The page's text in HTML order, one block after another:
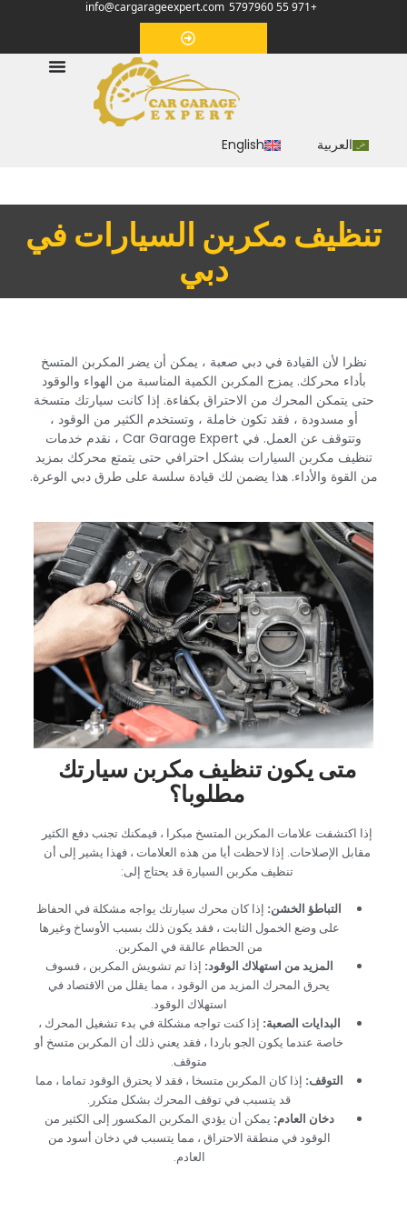
+971 55 5797960
info@cargarageexpert.com
‏موعد‏
العربية English
‏تنظيف مكربن السيارات في
دبي‏
‏نظرا لأن القيادة في دبي صعبة ، يمكن أن يضر المكربن المتسخ
بأداء محركك. يمزج المكربن الكمية المناسبة من الهواء والوقود
حتى يتمكن المحرك من الاحتراق بكفاءة. إذا كانت سيارتك متسخة
أو مسدودة ، فقد تكون خاملة ، وتستخدم الكثير من الوقود ،
وتتوقف عن العمل. في Car Garage Expert ، نقدم خدمات
تنظيف مكربن السيارات بشكل احترافي حتى يتمتع محركك بمزيد
من القوة والأداء. هذا يضمن لك قيادة سلسة على طرق دبي الوعرة.‏
‏متى يكون تنظيف مكربن سيارتك
مطلوبا؟‏
‏إذا اكتشفت علامات المكربن المتسخ مبكرا ، فيمكنك تجنب دفع الكثير
مقابل الإصلاحات. إذا لاحظت أيا من هذه العلامات ، فهذا يشير إلى أن
تنظيف مكربن السيارة قد يحتاج إلى:‏
‏التباطؤ الخشن:‏ ‏إذا كان محرك سيارتك يواجه مشكلة في الحفاظ
على وضع الخمول الثابت ، فقد يكون ذلك بسبب الأوساخ وغيرها
من الحطام عالقة في المكربن.‏
‏المزيد من استهلاك الوقود:‏ ‏ إذا تم تشويش المكربن ، فسوف
يحرق المحرك المزيد من الوقود ، مما يقلل من الاقتصاد في
استهلاك الوقود.‏
‏البدايات الصعبة:‏ ‏إذا كنت تواجه مشكلة في بدء تشغيل المحرك ،
خاصة عندما يكون الجو باردا ، فقد يعني ذلك أن المكربن متسخ أو
متوقف.‏
‏التوقف:‏ ‏ إذا كان المكربن متسخا ، فقد لا يحترق الوقود تماما ، مما
قد يتسبب في توقف المحرك بشكل متكرر.‏
‏دخان العادم:‏ ‏يمكن أن يؤدي المكربن المكسور إلى الكثير من
الوقود في منطقة الاحتراق ، مما يتسبب في دخان أسود من
العادم.‏